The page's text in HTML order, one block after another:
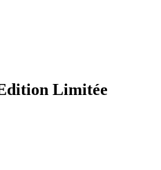
Limitée